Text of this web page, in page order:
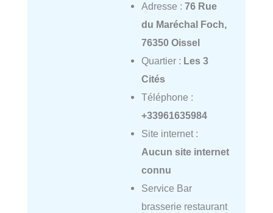
Adresse : 76 Rue
du Maréchal Foch,
76350 Oissel
Quartier : Les 3
Cités
Téléphone :
+33961635984
Site internet :
Aucun site internet
connu
Service Bar
brasserie restaurant